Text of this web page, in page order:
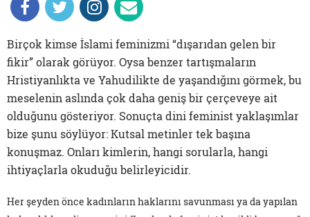
Birçok kimse İslami feminizmi “dışarıdan gelen bir
fikir” olarak görüyor. Oysa benzer tartışmaların
Hristiyanlıkta ve Yahudilikte de yaşandığını görmek, bu
meselenin aslında çok daha geniş bir çerçeveye ait
olduğunu gösteriyor. Sonuçta dini feminist yaklaşımlar
bize şunu söylüyor: Kutsal metinler tek başına
konuşmaz. Onları kimlerin, hangi sorularla, hangi
ihtiyaçlarla okuduğu belirleyicidir.
Her şeyden önce kadınların haklarını savunması ya da yapılan